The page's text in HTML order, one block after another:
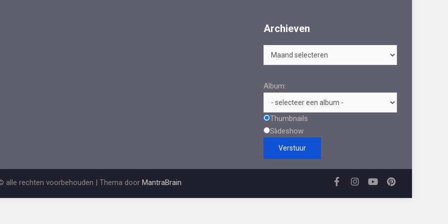
Archieven
Archieven
Album:
Thumbnails
Slideshow
alle rechten voorbehouden | Thema door MantraBrain